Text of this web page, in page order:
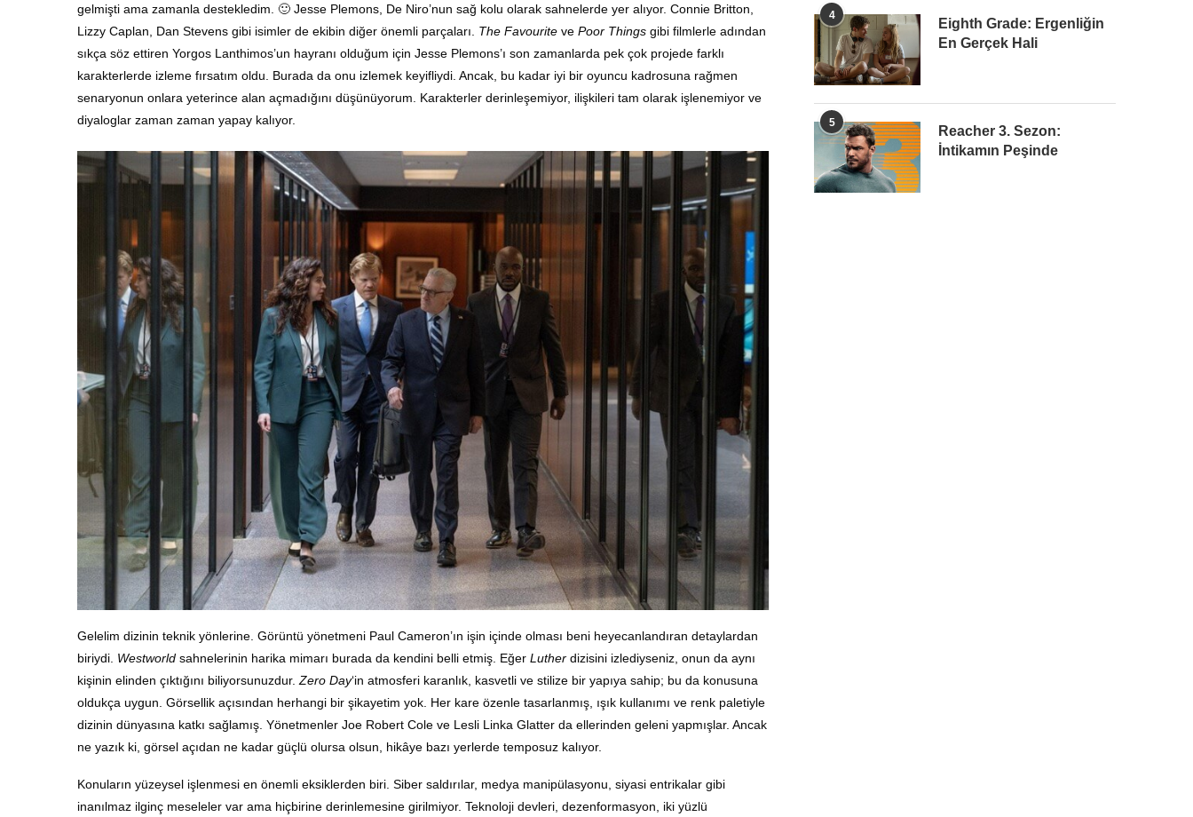
gelmişti ama zamanla destekledim. 🙂 Jesse Plemons, De Niro’nun sağ kolu olarak sahnelerde yer alıyor. Connie Britton,
Lizzy Caplan, Dan Stevens gibi isimler de ekibin diğer önemli parçaları. The Favourite ve Poor Things gibi filmlerle adından
sıkça söz ettiren Yorgos Lanthimos’un hayranı olduğum için Jesse Plemons’ı son zamanlarda pek çok projede farklı
karakterlerde izleme fırsatım oldu. Burada da onu izlemek keyifliydi. Ancak, bu kadar iyi bir oyuncu kadrosuna rağmen
senaryonun onlara yeterince alan açmadığını düşünüyorum. Karakterler derinleşemiyor, ilişkileri tam olarak işlenemiyor ve
diyaloglar zaman zaman yapay kalıyor.
Gelelim dizinin teknik yönlerine. Görüntü yönetmeni Paul Cameron’ın işin içinde olması beni heyecanlandıran detaylardan
biriydi. Westworld sahnelerinin harika mimarı burada da kendini belli etmiş. Eğer Luther dizisini izlediyseniz, onun da aynı
kişinin elinden çıktığını biliyorsunuzdur.Zero Day‘in atmosferi karanlık, kasvetli ve stilize bir yapıya sahip; bu da konusuna
oldukça uygun. Görsellik açısından herhangi bir şikayetim yok. Her kare özenle tasarlanmış, ışık kullanımı ve renk paletiyle
dizinin dünyasına katkı sağlamış. Yönetmenler Joe Robert Cole ve Lesli Linka Glatter da ellerinden geleni yapmışlar. Ancak
ne yazık ki, görsel açıdan ne kadar güçlü olursa olsun, hikâye bazı yerlerde temposuz kalıyor.
Konuların yüzeysel işlenmesi en önemli eksiklerden biri. Siber saldırılar, medya manipülasyonu, siyasi entrikalar gibi
inanılmaz ilginç meseleler var ama hiçbirine derinlemesine girilmiyor. Teknoloji devleri, dezenformasyon, iki yüzlü
4
Eighth Grade: Ergenliğin
En Gerçek Hali
5
Reacher 3. Sezon:
İntikamın Peşinde